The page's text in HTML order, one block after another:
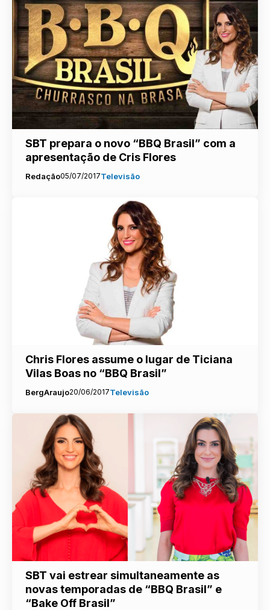
SBT prepara o novo “BBQ Brasil” com a
apresentação de Cris Flores
Redação05/07/2017Televisão
Chris Flores assume o lugar de Ticiana
Vilas Boas no “BBQ Brasil”
BergAraujo20/06/2017Televisão
SBT vai estrear simultaneamente as
novas temporadas de “BBQ Brasil” e
“Bake Off Brasil”